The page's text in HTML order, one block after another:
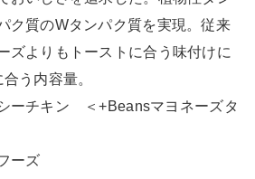
ク質のWタンパク質を実現。従来
ズよりもトーストに合う味付けに
う内容量。
ーチキン ＜+Beansマヨネーズタ
ーズ